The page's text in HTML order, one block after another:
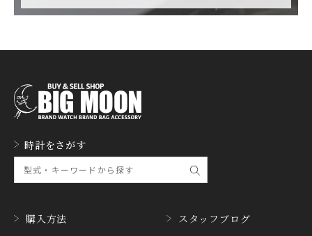
CARL F. BUCHERER
カール F. ブヘラ
CARTIER
カルティエ
CASIO CEDRIC JOHNER
CHANEL
シャネル
クリストファー・ウォー
ド
CHRONOSWISS CITIZEN
CUERVOY SOBRINOS CVSTOS
時計をさがす
購入方法 スタッフブログ